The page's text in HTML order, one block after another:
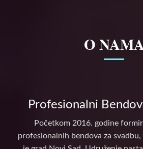
O
Profesionalni
Početkom 2016. godine
profesionalnih bendova za